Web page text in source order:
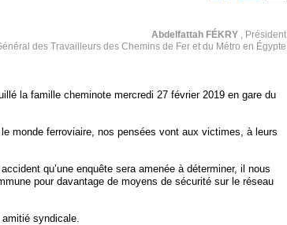
Abdelfattah FÉKRY , Président
des Travailleurs des Chemins de Fer et du Métro en Égypte
la famille cheminote mercredi 27 février 2019 en gare du
monde ferroviaire, nos pensées vont aux victimes, à leurs
qu’une enquête sera amenée à déterminer, il nous
pour davantage de moyens de sécurité sur le réseau
amitié syndicale.